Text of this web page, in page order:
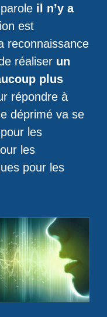
il n’y a
est
reconnaissance
réaliser un
plus
répondre à
déprimé va se
les
les
pour les